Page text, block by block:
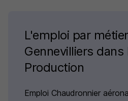
L'emploi par
Gennevilliers
Production
Emploi Chaudronnier